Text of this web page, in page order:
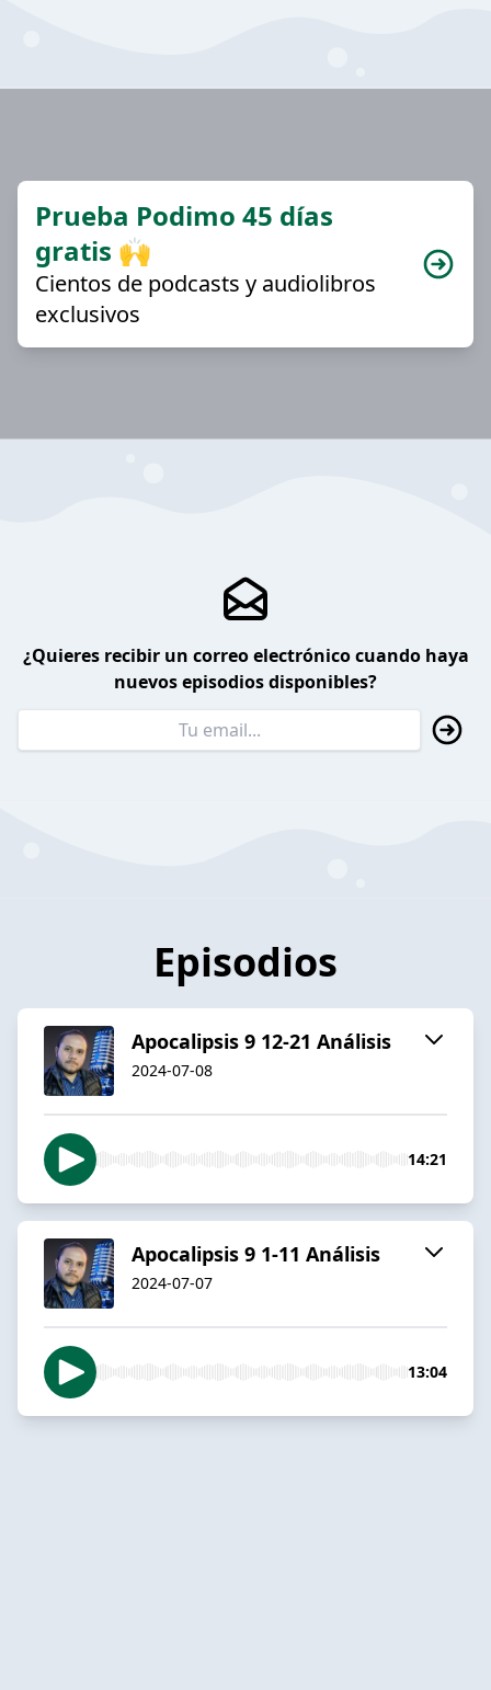
Prueba Podimo 45 días
gratis 🙌
Cientos de podcasts y audiolibros
exclusivos
¿Quieres recibir un correo electrónico cuando haya
nuevos episodios disponibles?
Episodios
Apocalipsis 9 12-21 Análisis
2024-07-08
14:21
Apocalipsis 9 1-11 Análisis
2024-07-07
13:04